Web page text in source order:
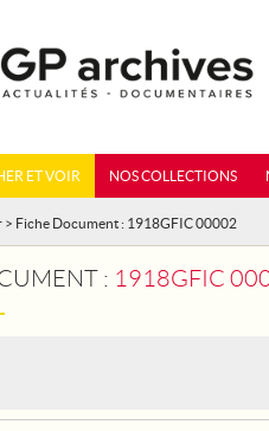
ET VOIR NOS COLLECTIONS
> Fiche Document : 1918GFIC 00002
: 1918GFIC